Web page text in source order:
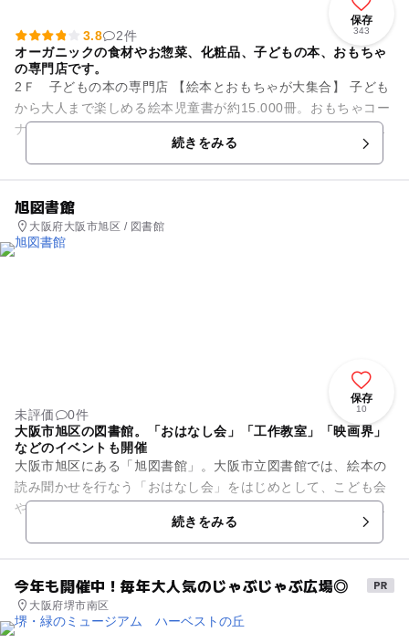
保存
343
3.8
2件
オーガニックの食材やお惣菜、化粧品、子どもの本、おもちゃ
の専門店です。
2Ｆ 子どもの本の専門店 【絵本とおもちゃが大集合】 子ども
から大人まで楽しめる絵本児童書が約15.000冊。おもちゃコー
ナーでは、厳選した世界から集めたおもちゃが並んでいます。
続きをみる
旭図書館
大阪府大阪市旭区 / 図書館
保存
10
未評価
0件
大阪市旭区の図書館。「おはなし会」「工作教室」「映画界」
などのイベントも開催
大阪市旭区にある「旭図書館」。大阪市立図書館では、絵本の
読み聞かせを行なう「おはなし会」をはじめとして、こども会
や工作教室、映画会などのイベントを各区の館にて催していま
続きをみる
今年も開催中！毎年大人気のじゃぶじゃぶ広場◎
大阪府堺市南区